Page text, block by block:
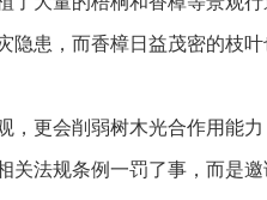
患，而香樟日益茂密的枝
更会削弱树木光合作用能
法规条例一罚了事，而是